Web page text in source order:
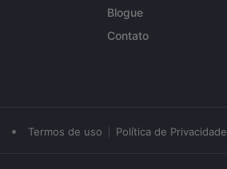
Blogue
Contato
• Termos de uso Política de Privacidade